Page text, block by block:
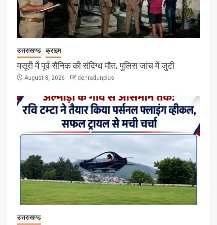
उत्तराखण्ड क्राइम
मसूरी में पूर्व सैनिक की संदिग्ध मौत, पुलिस जांच में जुटी
August 8, 2026 dehradunplus
उत्तराखण्ड